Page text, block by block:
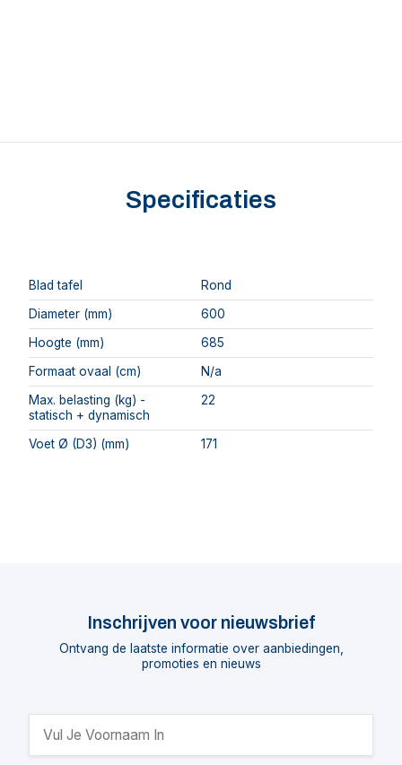
Specificaties
Blad tafel
Rond
Diameter (mm)
600
Hoogte (mm)
685
Formaat ovaal (cm)
N/a
Max. belasting (kg) -
statisch + dynamisch
22
Voet Ø (D3) (mm) 171
Inschrijven voor nieuwsbrief
Ontvang de laatste informatie over aanbiedingen,
promoties en nieuws